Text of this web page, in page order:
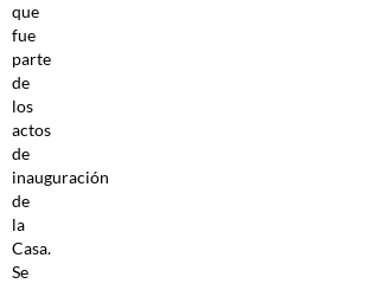
que
fue
parte
de
los
actos
de
inauguración
de
la
Casa.
Se